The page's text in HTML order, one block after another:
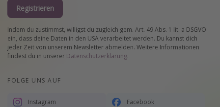
Registrieren
Indem du zustimmst, willigst du zugleich gem. Art. 49 Abs. 1 lit. a DSGVO
ein, dass deine Daten in den USA verarbeitet werden. Du kannst dich
jeder Zeit von unserem Newsletter abmelden. Weitere Informationen
findest du in unserer Datenschutzerklärung.
FOLGE UNS AUF
Instagram Facebook